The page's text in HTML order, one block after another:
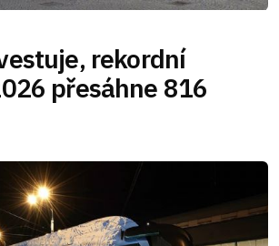
rekordní
přesáhne 816